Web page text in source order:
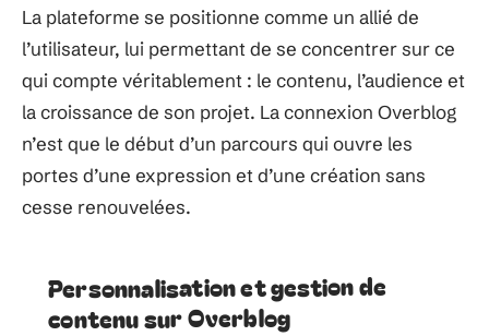
La plateforme se positionne comme un allié de
l’utilisateur, lui permettant de se concentrer sur ce
qui compte véritablement : le contenu, l’audience et
la croissance de son projet. La connexion Overblog
n’est que le début d’un parcours qui ouvre les
portes d’une expression et d’une création sans
cesse renouvelées.
Personnalisation et gestion de
contenu sur Overblog